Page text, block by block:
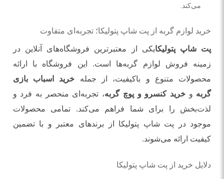
می‌کند.
خرید لوازم گربه از پت شاپ پتولیکا؛ تجربه‌ای متفاوت
پت شاپ پتولیکایکی از معتبرترین فروشگاه‌های آنلاین در
زمینه فروش لوازم گربه‌ها است. این فروشگاه با ارائه
محصولات متنوع و باکیفیت، از جمله خرید اسباب بازی
گربه وخرید کنسرو و پوچ گربه، تجربه‌ای منحصر به فرد و
لذت‌بخش را برای شما فراهم می‌کند. تمامی محصولات
موجود در پت شاپ پتولیکا از برندهای معتبر و با تضمین
کیفیت ارائه می‌شوند.
دلایل خرید از پت شاپ پتولیکا